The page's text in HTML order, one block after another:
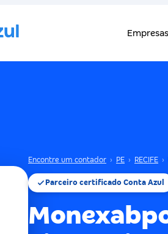
Encontre um contador › PE › RECIFE ›
Parceiro certificado Conta Azul